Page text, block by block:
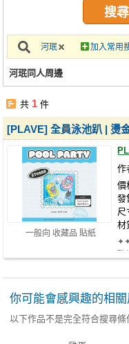
攤位轉讓區
會員功能選單
註冊會員
河珉 加入常用
河珉同人周邊
共 1 件
一般向 收藏品 貼紙
[PLAVE] 全員泳池趴 | 燙
作
價
發
尺
材
你可能會感興趣的相
以下作品不是完全符合搜尋條